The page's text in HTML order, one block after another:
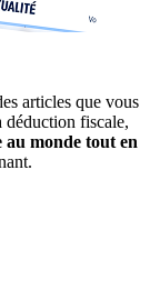
articles que vous
déduction fiscale,
monde tout en